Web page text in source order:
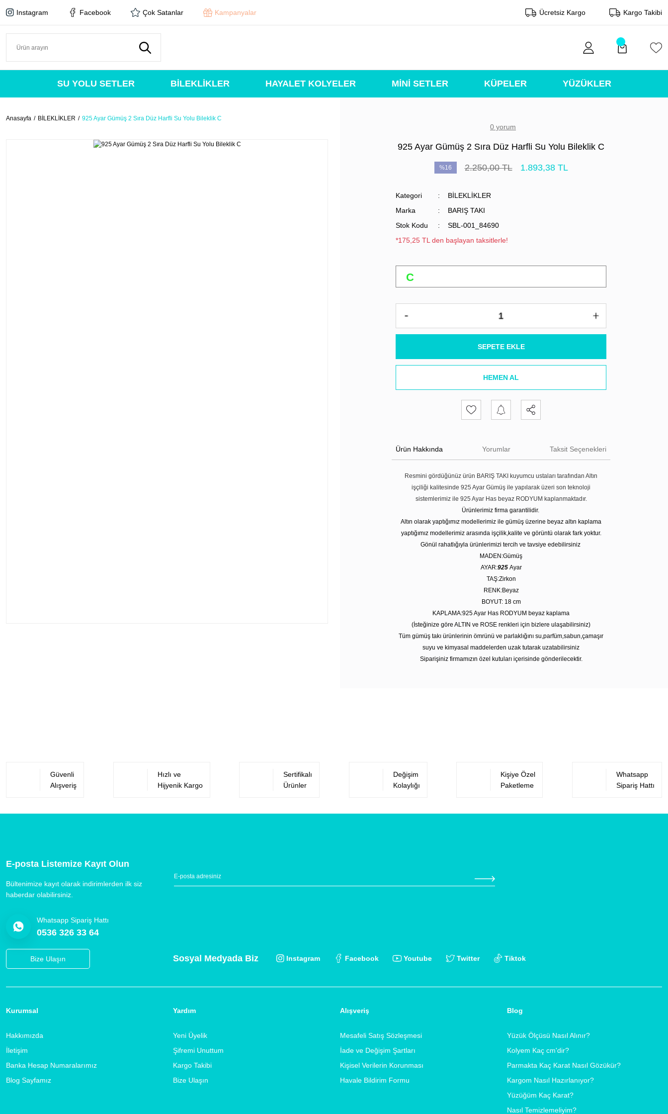
Instagram Facebook Çok Satanlar Kampanyalar Ücretsiz Kargo Kargo Takibi
SU YOLU SETLER BİLEKLİKLER HAYALET KOLYELER MİNİ SETLER KÜPELER YÜZÜKLER
Anasayfa BİLEKLİKLER 925 Ayar Gümüş 2 Sıra Düz Harfli Su Yolu Bileklik C
0 yorum
925 Ayar Gümüş 2 Sıra Düz Harfli Su Yolu Bileklik C
%16 2.250,00 TL 1.893,38 TL
Kategori
BİLEKLİKLER
Marka
BARIŞ TAKI
Stok Kodu
SBL-001_84690
*175,25 TL den başlayan taksitlerle!
SEPETE EKLE
HEMEN AL
Ürün Hakkında Yorumlar Taksit Seçenekleri
Resmini gördüğünüz ürün BARIŞ TAKI kuyumcu ustaları tarafından Altın
işçiliği kalitesinde 925 Ayar Gümüş ile yapılarak üzeri son teknoloji
sistemlerimiz ile 925 Ayar Has beyaz RODYUM kaplanmaktadır.
Ürünlerimiz firma garantilidir.
Altın olarak yaptığımız modellerimiz ile gümüş üzerine beyaz altın kaplama
yaptığımız modellerimiz arasında işçilik,kalite ve görüntü olarak fark yoktur.
Gönül rahatlığıyla ürünlerimizi tercih ve tavsiye edebilirsiniz
MADEN:Gümüş
AYAR:925 Ayar
TAŞ:Zirkon
RENK:Beyaz
BOYUT: 18 cm
KAPLAMA:925 Ayar Has RODYUM beyaz kaplama
(İsteğinize göre ALTIN ve ROSE renkleri için bizlere ulaşabilirsiniz)
Tüm gümüş takı ürünlerinin ömrünü ve parlaklığını su,parfüm,sabun,çamaşır
suyu ve kimyasal maddelerden uzak tutarak uzatabilirsiniz
Siparişiniz firmamızın özel kutuları içerisinde gönderilecektir.
Güvenli
Alışveriş
Hızlı ve
Hijyenik Kargo
Sertifikalı
Ürünler
Değişim
Kolaylığı
Kişiye Özel
Paketleme
Whatsapp
Sipariş Hattı
E-posta Listemize Kayıt Olun
Bültenimize kayıt olarak indirimlerden ilk siz
haberdar olabilirsiniz.
Whatsapp Sipariş Hattı
0536 326 33 64
Bize Ulaşın Sosyal Medyada Biz Instagram Facebook Youtube Twitter Tiktok
Kurumsal
Hakkımızda
İletişim
Banka Hesap Numaralarımız
Blog Sayfamız
Yardım
Yeni Üyelik
Şifremi Unuttum
Kargo Takibi
Bize Ulaşın
Alışveriş
Mesafeli Satış Sözleşmesi
İade ve Değişim Şartları
Kişisel Verilerin Korunması
Havale Bildirim Formu
Blog
Yüzük Ölçüsü Nasıl Alınır?
Kolyem Kaç cm'dir?
Parmakta Kaç Karat Nasıl Gözükür?
Kargom Nasıl Hazırlanıyor?
Yüzüğüm Kaç Karat?
Nasıl Temizlemeliyim?